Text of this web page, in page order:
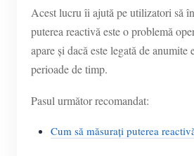
Acest lucru îi ajută pe utilizatori să
puterea reactivă este o problemă
apare și dacă este legată de anumite
perioade de timp.
Pasul următor recomandat:
Cum să măsurați puterea